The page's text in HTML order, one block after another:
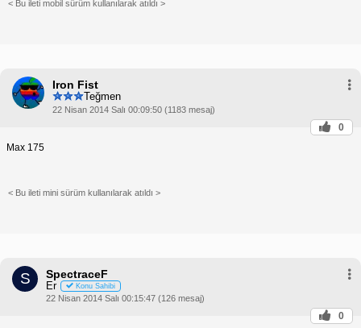
< Bu ileti mobil sürüm kullanılarak atıldı >
Iron Fist
Teğmen
22 Nisan 2014 Salı 00:09:50 (1183 mesaj)
0
Max 175
< Bu ileti mini sürüm kullanılarak atıldı >
S SpectraceF
Er Konu Sahibi
22 Nisan 2014 Salı 00:15:47 (126 mesaj)
0